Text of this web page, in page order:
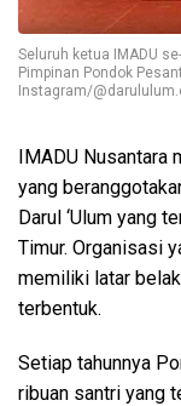
Seluruh ketua IMADU
Pimpinan Pondok
Instagram/
IMADU Nusantara
yang
Darul ‘Ulum yang
Timur. Organisasi
memiliki latar
terbentuk.
Setiap tahunnya
ribuan santri yang